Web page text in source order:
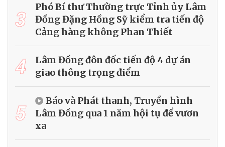
3
Phó Bí thư Thường trực Tỉnh ủy Lâm
Đồng Đặng Hồng Sỹ kiểm tra tiến độ
Cảng hàng không Phan Thiết
4
Lâm Đồng đôn đốc tiến độ 4 dự án
giao thông trọng điểm
5
Báo và Phát thanh, Truyền hình
Lâm Đồng qua 1 năm hội tụ để vươn
xa